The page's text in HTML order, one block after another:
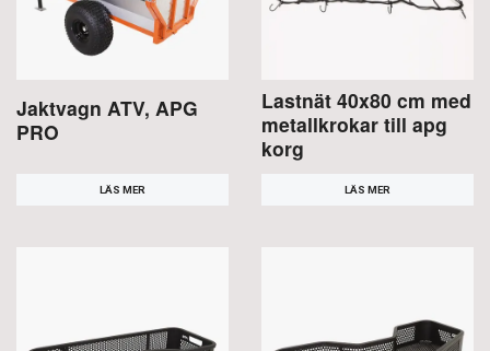
Jaktvagn ATV, APG
PRO
LÄS MER
Lastnät 40x80 cm med
metallkrokar till apg
korg
LÄS MER